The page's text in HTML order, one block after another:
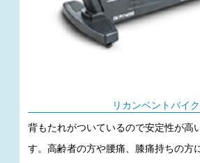
リカンベントバイク
背もたれがついているので安定性が高
す。高齢者の方や腰痛、膝痛持ちの方